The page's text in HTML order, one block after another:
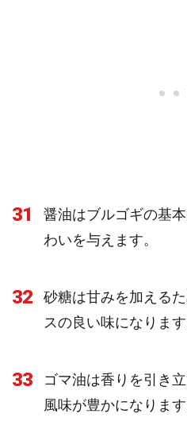
31
醤油はブルゴギの基
わいを与えます。
32
砂糖は甘みを加える
スの良い味になります
33
ゴマ油は香りを引き
風味が豊かになります